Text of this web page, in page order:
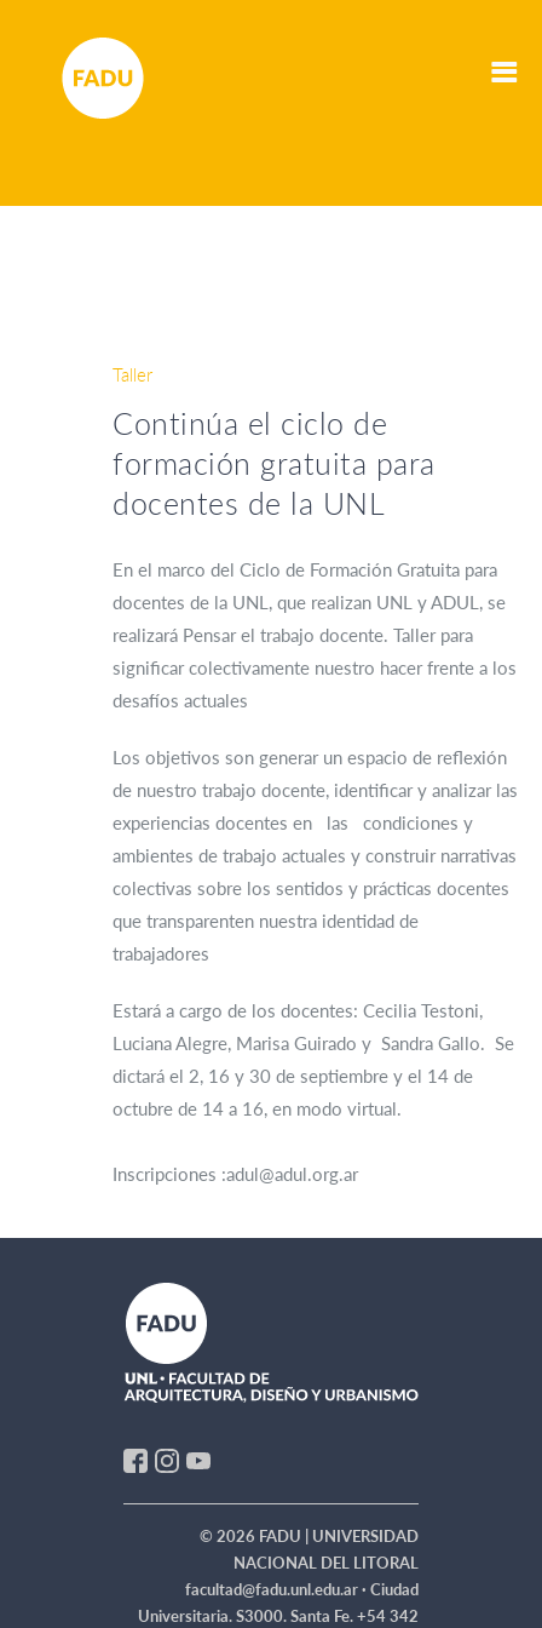
Taller
Continúa el ciclo de
formación gratuita para
docentes de la UNL
En el marco del Ciclo de Formación Gratuita para
docentes de la UNL, que realizan UNL y ADUL, se
realizará Pensar el trabajo docente. Taller para
significar colectivamente nuestro hacer frente a los
desafíos actuales
Los objetivos son generar un espacio de reflexión
de nuestro trabajo docente, identificar y analizar las
experiencias docentes en las condiciones y
ambientes de trabajo actuales y construir narrativas
colectivas sobre los sentidos y prácticas docentes
que transparenten nuestra identidad de
trabajadores
Estará a cargo de los docentes: Cecilia Testoni,
Luciana Alegre, Marisa Guirado y Sandra Gallo. Se
dictará el 2, 16 y 30 de septiembre y el 14 de
octubre de 14 a 16, en modo virtual.
Inscripciones :adul@adul.org.ar
© 2026 FADU | UNIVERSIDAD
NACIONAL DEL LITORAL
facultad@fadu.unl.edu.ar ·Ciudad
Universitaria. S3000. Santa Fe. +54 342